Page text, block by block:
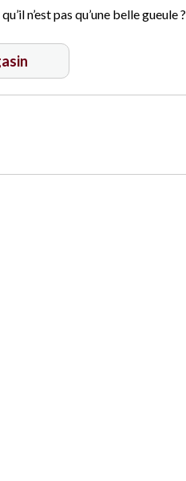
n’est pas qu’une belle gueule ?